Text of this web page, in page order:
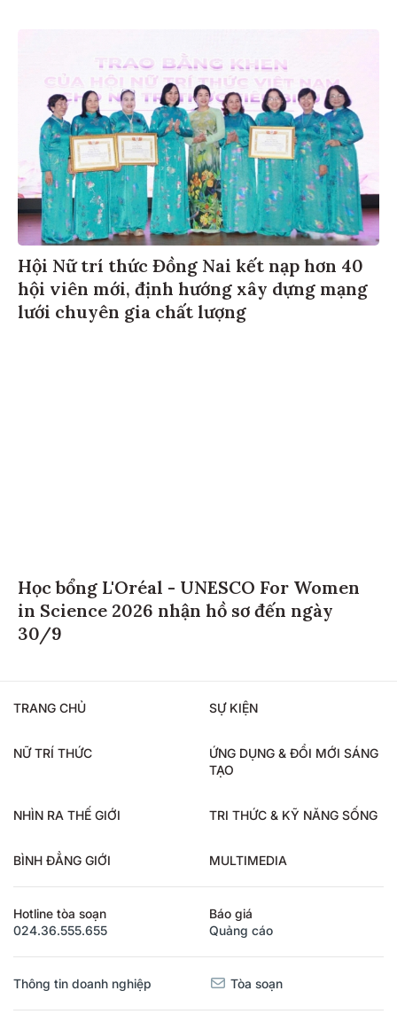
Hội Nữ trí thức Đồng Nai kết nạp hơn 40
hội viên mới, định hướng xây dựng mạng
lưới chuyên gia chất lượng
Học bổng L'Oréal - UNESCO For Women
in Science 2026 nhận hồ sơ đến ngày
30/9
TRANG CHỦ SỰ KIỆN
NỮ TRÍ THỨC
ỨNG DỤNG & ĐỔI MỚI SÁNG
TẠO
NHÌN RA THẾ GIỚI TRI THỨC & KỸ NĂNG SỐNG
BÌNH ĐẲNG GIỚI MULTIMEDIA
Hotline tòa soạn
024.36.555.655
Báo giá
Quảng cáo
Thông tin doanh nghiệp Tòa soạn